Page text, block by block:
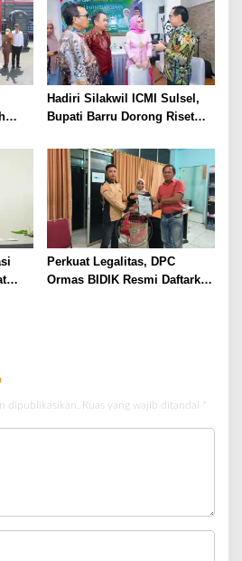
Hadiri Silakwil ICMI Sulsel,
Bupati Barru Dorong Riset
Pengembangan Potensi
Daerah
Perkuat Legalitas, DPC
Ormas BIDIK Resmi Daftarkan
dipublikasikan. Ruas yang wajib ditandai *